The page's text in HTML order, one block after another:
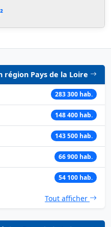
région Pays de la Loire
283 300 hab.
148 400 hab.
143 500 hab.
66 900 hab.
54 100 hab.
Tout afficher